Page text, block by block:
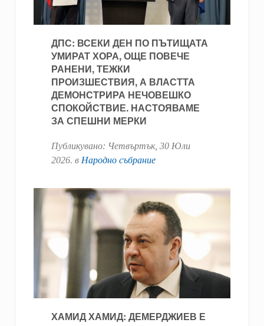
ДПС: ВСЕКИ ДЕН ПО ПЪТИЩАТА
УМИРАТ ХОРА, ОЩЕ ПОВЕЧЕ
РАНЕНИ, ТЕЖКИ
ПРОИЗШЕСТВИЯ, А ВЛАСТТА
ДЕМОНСТРИРА НЕЧОВЕШКО
СПОКОЙСТВИЕ. НАСТОЯВАМЕ
ЗА СПЕШНИ МЕРКИ
Публикувано: Четвъртък, 30 Юли
2026. в Народно събрание
ХАМИД ХАМИД: ДЕМЕРДЖИЕВ Е